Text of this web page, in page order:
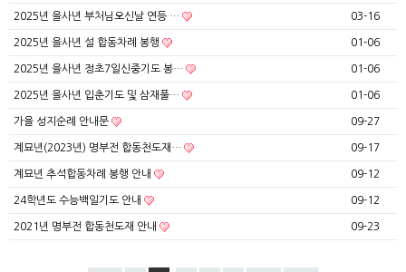
2025년 을사년 부처님오신날 연등 … 03-16
2025년 을사년 설 합동차례 봉행 01-06
2025년 을사년 정초7일신중기도 봉… 01-06
2025년 을사년 입춘기도 및 삼재풀… 01-06
가을 성지순례 안내문 09-27
계묘년(2023년) 명부전 합동천도재… 09-17
계묘년 추석합동차례 봉행 안내 09-12
24학년도 수능백일기도 안내 09-12
2021년 명부전 합동천도재 안내 09-23